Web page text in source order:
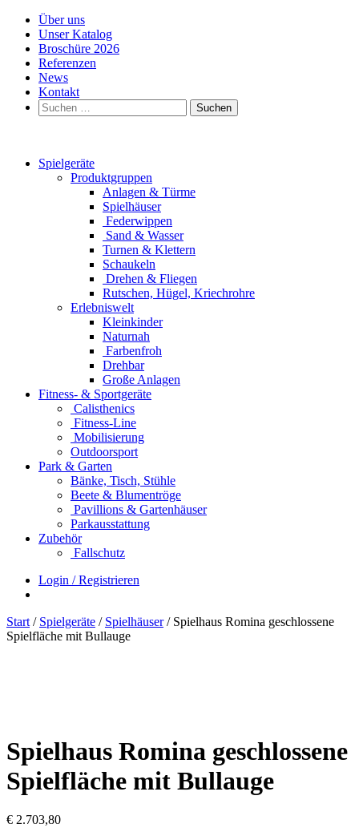
Über uns
Unser Katalog
Broschüre 2026
Referenzen
News
Kontakt
Suchen
nach:
Spielgeräte
Produktgruppen
Anlagen & Türme
Spielhäuser
Federwippen
Sand & Wasser
Turnen & Klettern
Schaukeln
Drehen & Fliegen
Rutschen, Hügel, Kriechrohre
Erlebniswelt
Kleinkinder
Naturnah
Farbenfroh
Drehbar
Große Anlagen
Fitness- & Sportgeräte
Calisthenics
Fitness-Line
Mobilisierung
Outdoorsport
Park & Garten
Bänke, Tisch, Stühle
Beete & Blumentröge
Pavillions & Gartenhäuser
Parkausstattung
Zubehör
Fallschutz
Login / Registrieren
Start / Spielgeräte / Spielhäuser/ Spielhaus Romina geschlossene
Spielfläche mit Bullauge
Spielhaus Romina geschlossene
Spielfläche mit Bullauge
€ 2.703,80